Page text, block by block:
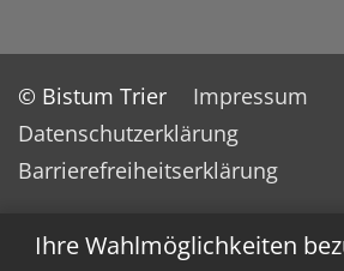
Ihre Wahlmöglichkeiten
© Bistum Trier
Impressum
Datenschutzerklärung
Barrierefreiheitserklärung